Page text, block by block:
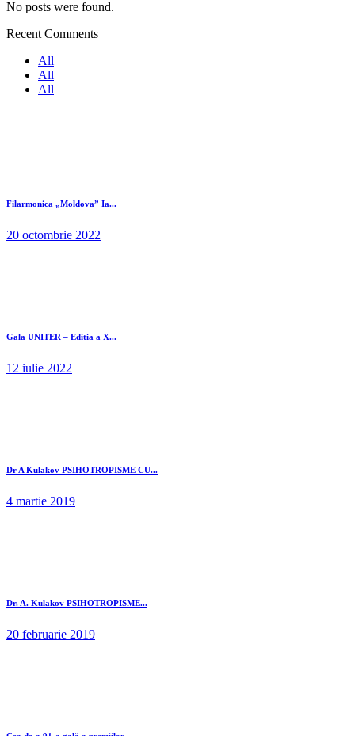
No posts were found.
Recent Comments
All
All
All
Filarmonica „Moldova” Ia...
20 octombrie 2022
Gala UNITER – Editia a X...
12 iulie 2022
Dr A Kulakov PSIHOTROPISME CU...
4 martie 2019
Dr. A. Kulakov PSIHOTROPISME...
20 februarie 2019